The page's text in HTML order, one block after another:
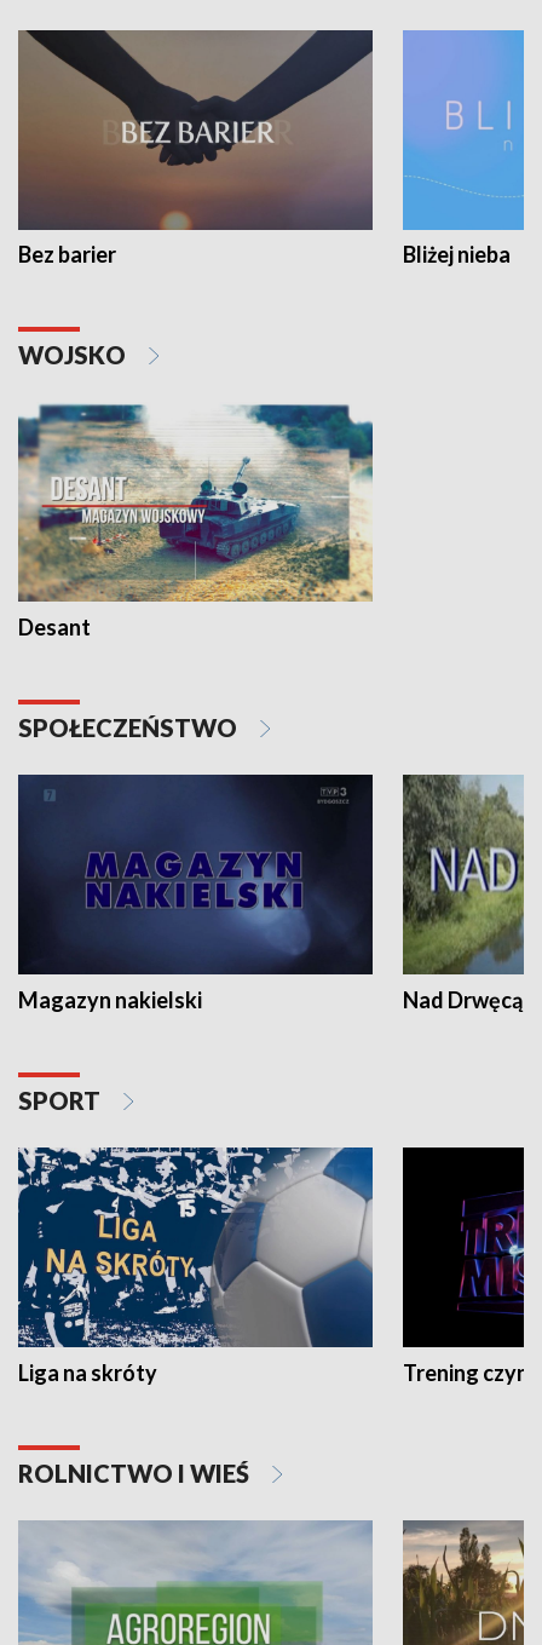
Bez barier Bliżej nieba
WOJSKO
Desant
SPOŁECZEŃSTWO
Magazyn nakielski Nad Drwęcą
SPORT
Liga na skróty Trening czyni
ROLNICTWO I WIEŚ